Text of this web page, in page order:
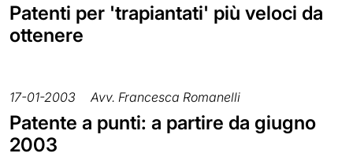
Patenti per 'trapiantati' più veloci da
ottenere
17-01-2003 Avv. Francesca Romanelli
Patente a punti: a partire da giugno
2003